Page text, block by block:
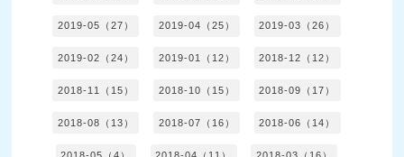
2019-05（27） 2019-04（25） 2019-03（26）
2019-02（24） 2019-01（12） 2018-12（12）
2018-11（15） 2018-10（15） 2018-09（17）
2018-08（13） 2018-07（16） 2018-06（14）
2018-05（4） 2018-04（11） 2018-03（16）